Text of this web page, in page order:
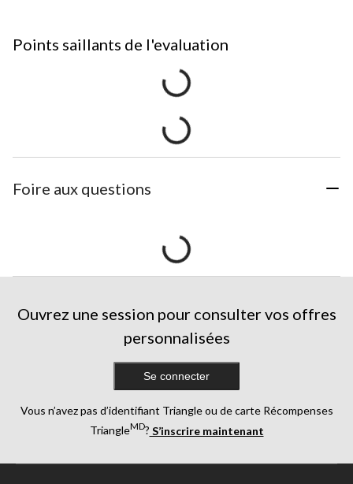
Points saillants de l'evaluation
Foire aux questions
Ouvrez une session pour consulter vos offres
personnalisées
Se connecter
Vous n’avez pas d’identifiant Triangle ou de carte Récompenses
TriangleMD? S’inscrire maintenant